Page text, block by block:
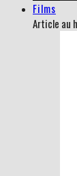
Films
Article au